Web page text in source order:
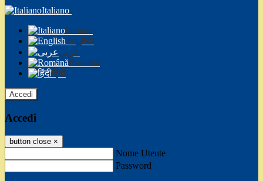
Italiano
Italiano
English
عربى
Română
हिंदी
Accedi
Accedi
button close ×
Nome Utente
Password